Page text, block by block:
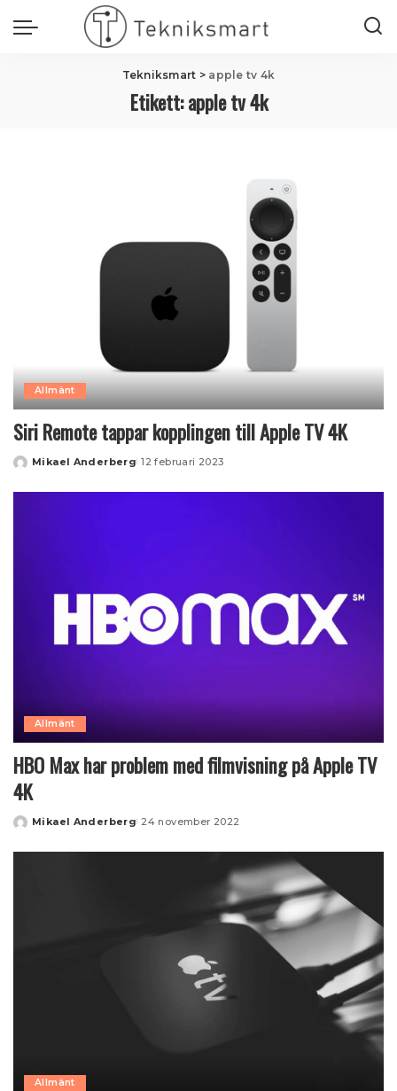
Tekniksmart > apple tv 4k
Etikett:apple tv 4k
Allmänt
Siri Remote tappar kopplingen till Apple TV 4K
Posted
Mikael Anderberg 12 februari 2023
Allmänt
HBO Max har problem med filmvisning på Apple TV
4K
Posted
Mikael Anderberg 24 november 2022
Allmänt